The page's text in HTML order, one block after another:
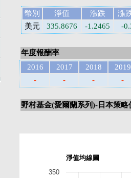
幣別 淨值 漲跌
漲
美元
335.8676 -1.2465 -
年度報酬率
2016
2017 2018
2019
-
- - -
野村基金(愛爾蘭系列)-日本策
淨值均線圖
350